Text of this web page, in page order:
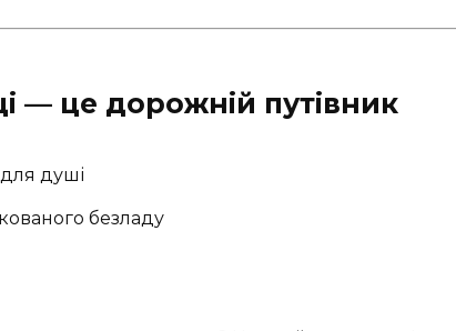
— це дорожній путівник
душі
безладу